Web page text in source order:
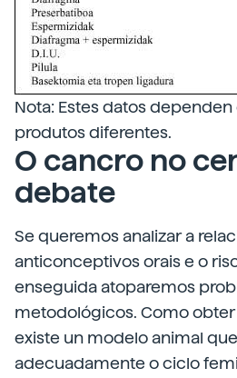
Nota: Estes datos
produtos diferentes.
O cancro no
debate
Se queremos analizar a
anticonceptivos orais e o
enseguida atoparemos
metodológicos. Como
existe un modelo animal
adecuadamente o ciclo